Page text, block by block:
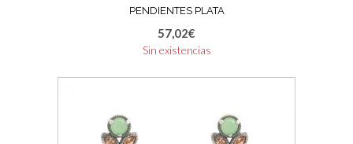
PENDIENTES PLATA
57,02€
Sin existencias